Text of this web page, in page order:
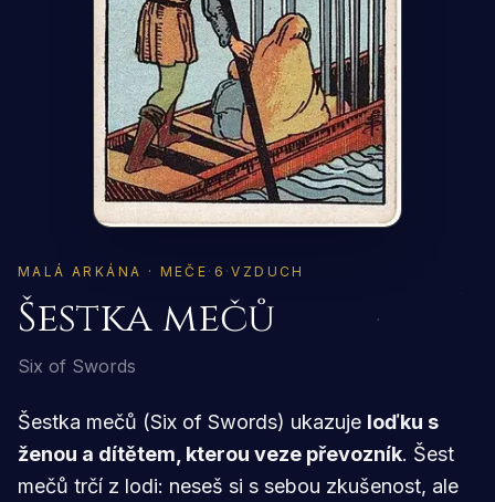
MALÁ ARKÁNA · MEČE · 6 ·VZDUCH
Šestka mečů
Six of Swords
Šestka mečů (Six of Swords) ukazuje loďku s
ženou a dítětem, kterou veze převozník. Šest
mečů trčí z lodi: neseš si s sebou zkušenost, ale